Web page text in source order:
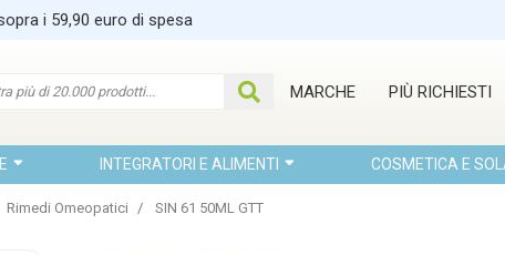
i 59,90 euro di spesa
MARCHE PIÙ RICHIESTI
INTEGRATORI E ALIMENTI COSMETICA E
Rimedi Omeopatici SIN 61 50ML GTT